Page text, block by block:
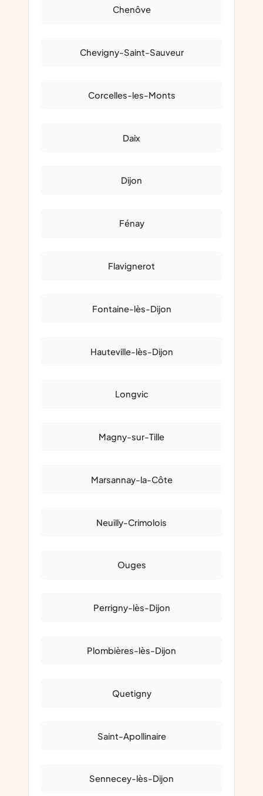
Chenôve
Chevigny-Saint-Sauveur
Corcelles-les-Monts
Daix
Dijon
Fénay
Flavignerot
Fontaine-lès-Dijon
Hauteville-lès-Dijon
Longvic
Magny-sur-Tille
Marsannay-la-Côte
Neuilly-Crimolois
Ouges
Perrigny-lès-Dijon
Plombières-lès-Dijon
Quetigny
Saint-Apollinaire
Sennecey-lès-Dijon